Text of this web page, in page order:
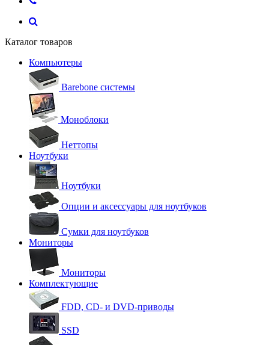
Каталог товаров
Компьютеры
Barebone системы
Моноблоки
Неттопы
Ноутбуки
Ноутбуки
Опции и аксессуары для ноутбуков
Сумки для ноутбуков
Мониторы
Мониторы
Комплектующие
FDD, CD- и DVD-приводы
SSD